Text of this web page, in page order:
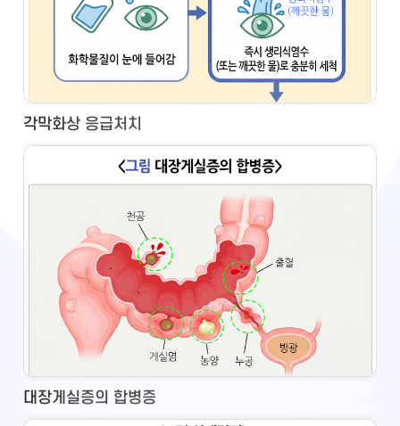
각막화상 응급처치
대장게실증의 합병증